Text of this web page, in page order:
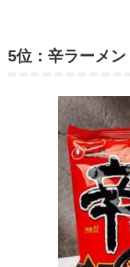
5位：辛ラーメン